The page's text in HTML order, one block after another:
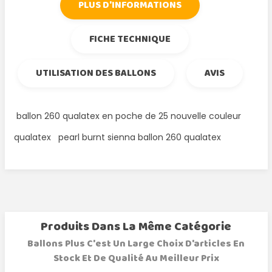
PLUS D'INFORMATIONS
FICHE TECHNIQUE
UTILISATION DES BALLONS
AVIS
ballon 260 qualatex en poche de 25 nouvelle couleur
qualatex pearl burnt sienna ballon 260 qualatex
Produits Dans La Même Catégorie
Ballons Plus C'est Un Large Choix D'articles En
Stock Et De Qualité Au Meilleur Prix